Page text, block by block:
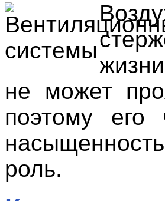
не может
поэтому его
роль.